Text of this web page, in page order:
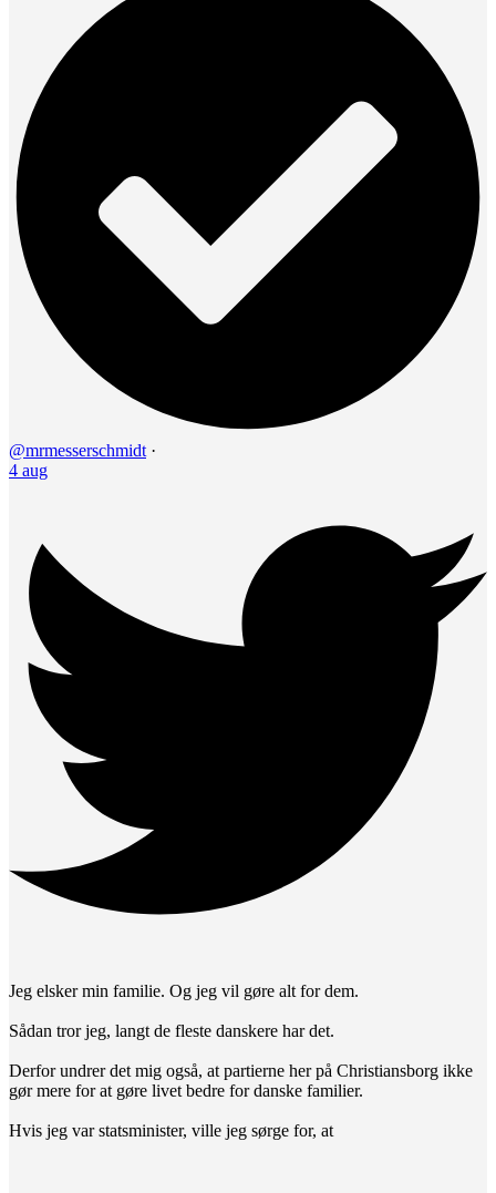
@mrmesserschmidt ·
4 aug
Jeg elsker min familie. Og jeg vil gøre alt for dem.
Sådan tror jeg, langt de fleste danskere har det.
Derfor undrer det mig også, at partierne her på Christiansborg ikke
gør mere for at gøre livet bedre for danske familier.
Hvis jeg var statsminister, ville jeg sørge for, at